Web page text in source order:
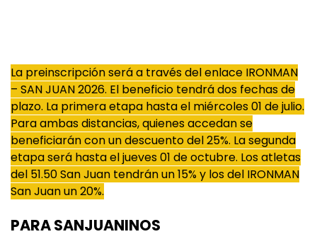
La preinscripción será a través del enlace IRONMAN
– SAN JUAN 2026. El beneficio tendrá dos fechas de
plazo. La primera etapa hasta el miércoles 01 de julio.
Para ambas distancias, quienes accedan se
beneficiarán con un descuento del 25%. La segunda
etapa será hasta el jueves 01 de octubre. Los atletas
del 51.50 San Juan tendrán un 15% y los del IRONMAN
San Juan un 20%.
PARA SANJUANINOS